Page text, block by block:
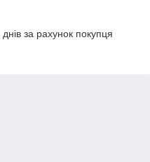
за рахунок покупця